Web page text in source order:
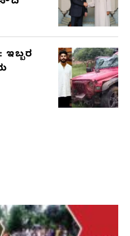
ಇಬ್ಬರ